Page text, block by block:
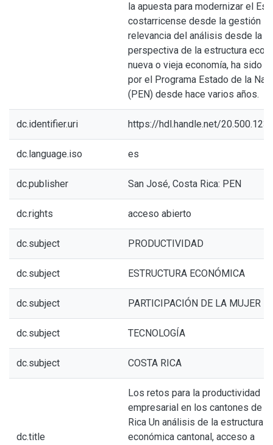
la apuesta para modernizar el
costarricense desde la gestión
relevancia del análisis desde la
perspectiva de la estructura
nueva o vieja economía, ha sido
por el Programa Estado de la
(PEN) desde hace varios años.
dc.identifier.uri https://hdl.handle.net/
dc.language.iso es
dc.publisher San José, Costa Rica: PEN
dc.rights acceso abierto
dc.subject PRODUCTIVIDAD
dc.subject ESTRUCTURA ECONÓMICA
dc.subject PARTICIPACIÓN DE LA MUJER
dc.subject TECNOLOGÍA
dc.subject COSTA RICA
dc.title
Los retos para la productividad
empresarial en los cantones de
Rica Un análisis de la estructura
económica cantonal, acceso a